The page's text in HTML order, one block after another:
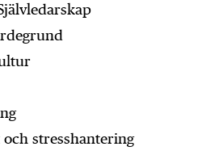
stresshantering